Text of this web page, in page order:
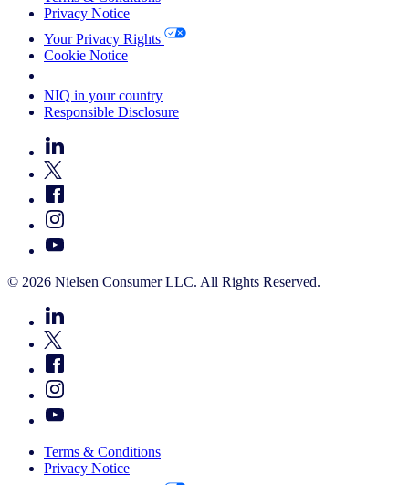
Privacy Notice
Your Privacy Rights
Cookie Notice
NIQ in your country
Responsible Disclosure
© 2026 Nielsen Consumer LLC. All Rights Reserved.
Terms & Conditions
Privacy Notice